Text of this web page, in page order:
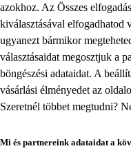
azokhoz. Az Összes
kiválasztásával elfogadhatod
ugyanezt bármikor
választásaidat megosztjuk a
böngészési adataidat. A
vásárlási élményedet az
Szeretnél többet megtudni?
Mi és partnereink adataidat a